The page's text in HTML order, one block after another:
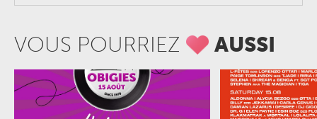
VOUS POURRIEZ AUSSI